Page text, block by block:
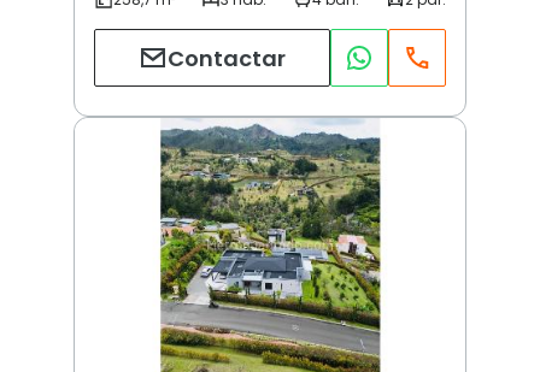
Contactar